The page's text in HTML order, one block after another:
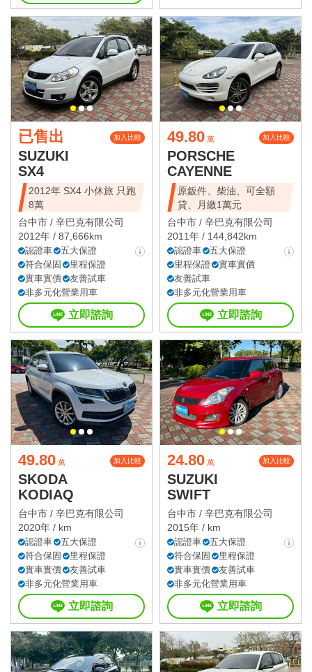
已售出 加入比較
SUZUKI
SX4
2012年 SX4 小休旅 只跑
8萬
台中市 / 辛巴克有限公司
2012年 / 87,666km
認證車
五大保證
符合保固
里程保證
實車實價
友善試車
非多元化營業用車
立即諮詢
49.80 萬 加入比較
PORSCHE
CAYENNE
原鈑件、柴油、可全額
貸、月繳1萬元
台中市 / 辛巴克有限公司
2011年 / 144,842km
認證車
五大保證
里程保證
實車實價
友善試車
非多元化營業用車
立即諮詢
49.80 萬 加入比較
SKODA
KODIAQ
台中市 / 辛巴克有限公司
2020年 / km
認證車
五大保證
符合保固
里程保證
實車實價
友善試車
非多元化營業用車
立即諮詢
24.80 萬 加入比較
SUZUKI
SWIFT
台中市 / 辛巴克有限公司
2015年 / km
認證車
五大保證
符合保固
里程保證
實車實價
友善試車
非多元化營業用車
立即諮詢